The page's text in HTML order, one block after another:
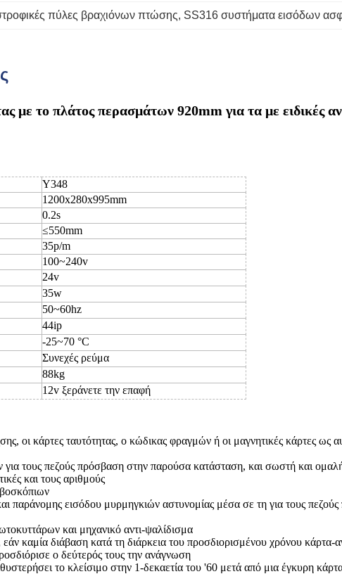
πύλες βραχιόνων πτώσης, SS316 συστήματα εισόδων
με το πλάτος περασμάτων 920mm για τα με ειδικές
Y348
1200x280x995mm
0.2s
≤550mm
35p/m
100~240v
24v
35w
50~60hz
44ip
-25~70 °C
Συνεχές ρεύμα
88kg
12v ξεράνετε την επαφή
οι κάρτες ταυτότητας, ο κώδικας φραγμών ή οι μαγνητικές κάρτες ως
για τους πεζούς πρόσβαση στην παρούσα κατάσταση, και σωστή και
και τους αριθμούς
εισόδου μυρμηγκιών αστυνομίας μέσα σε τη για τους
και μηχανικό αντι-ψαλίδισμα
καμία διάβαση κατά τη διάρκεια του προσδιορισμένου χρόνου
ο δεύτερός τους την ανάγνωση
το κλείσιμο στην 1-δεκαετία του '60 μετά από μια έγκυρη